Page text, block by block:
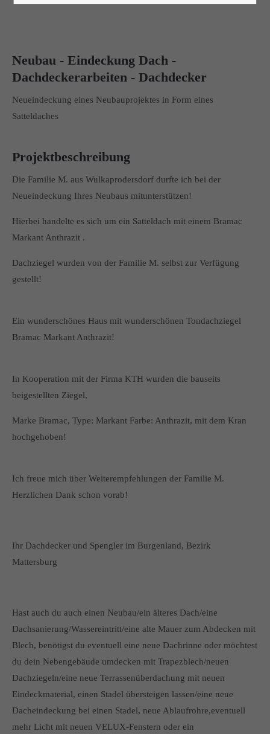
Neubau - Eindeckung Dach -
Dachdeckerarbeiten - Dachdecker
Neueindeckung eines Neubauprojektes in Form eines
Satteldaches
Projektbeschreibung
Die Familie M. aus Wulkaprodersdorf durfte ich bei der
Neueindeckung Ihres Neubaus mitunterstützen!
Hierbei handelte es sich um ein Satteldach mit einem Bramac
Markant Anthrazit .
Dachziegel wurden von der Familie M. selbst zur Verfügung
gestellt!
Ein wunderschönes Haus mit wunderschönen Tondachziegel
Bramac Markant Anthrazit!
In Kooperation mit der Firma KTH wurden die bauseits
beigestellten Ziegel,
Marke Bramac, Type: Markant Farbe: Anthrazit, mit dem Kran
hochgehoben!
Ich freue mich über Weiterempfehlungen der Familie M.
Herzlichen Dank schon vorab!
Ihr Dachdecker und Spengler im Burgenland, Bezirk
Mattersburg
Hast auch du auch einen Neubau/ein älteres Dach/eine
Dachsanierung/Wassereintritt/eine alte Mauer zum Abdecken mit
Blech, benötigst du eventuell eine neue Dachrinne oder möchtest
du dein Nebengebäude umdecken mit Trapezblech/neuen
Dachziegeln/eine neue Terrassenüberdachung mit neuen
Eindeckmaterial, einen Stadel übersteigen lassen/eine neue
Dacheindeckung bei einen Stadel, neue Ablaufrohre,eventuell
mehr Licht mit neuen VELUX-Fenstern oder ein